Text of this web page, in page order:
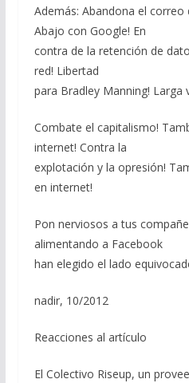
Además: Abandona el correo
Abajo con Google! En
contra de la retención de
red! Libertad
para Bradley Manning! Larga
Combate el capitalismo!
internet! Contra la
explotación y la opresión!
en internet!
Pon nerviosos a tus
alimentando a Facebook
han elegido el lado
nadir, 10/2012
Reacciones al artículo
El Colectivo Riseup, un